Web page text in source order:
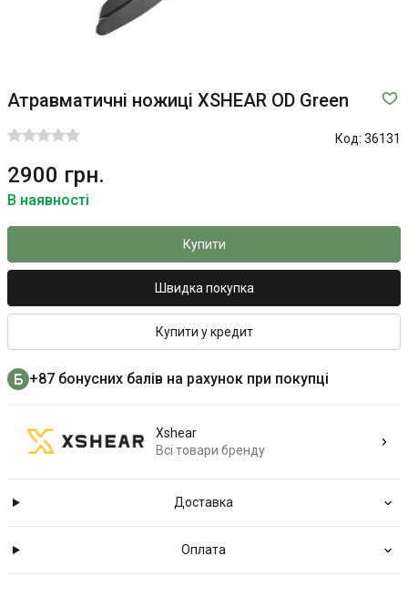
Атравматичні ножиці XSHEAR OD Green
Код: 36131
2900 грн.
В наявності
Купити
Швидка покупка
Купити у кредит
+87 бонусних балів на рахунок при покупці
Xshear
Всі товари бренду
Доставка
Оплата